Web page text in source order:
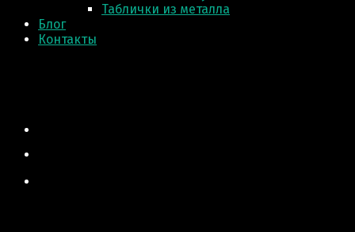
Таблички из металла
Блог
Контакты